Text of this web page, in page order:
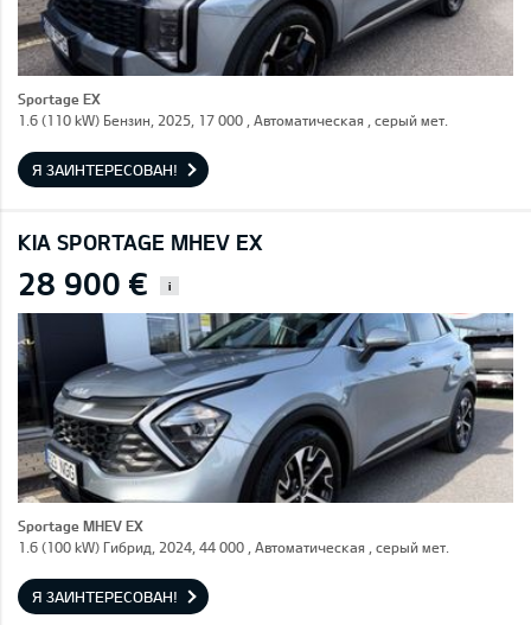
Sportage EX
1.6 (110 kW) Бензин, 2025, 17 000 , Автоматическая , серый мет.
Я ЗАИНТЕРЕСОВАН!
KIA SPORTAGE MHEV EX
28 900 € i
Sportage MHEV EX
1.6 (100 kW) Гибрид, 2024, 44 000 , Автоматическая , серый мет.
Я ЗАИНТЕРЕСОВАН!